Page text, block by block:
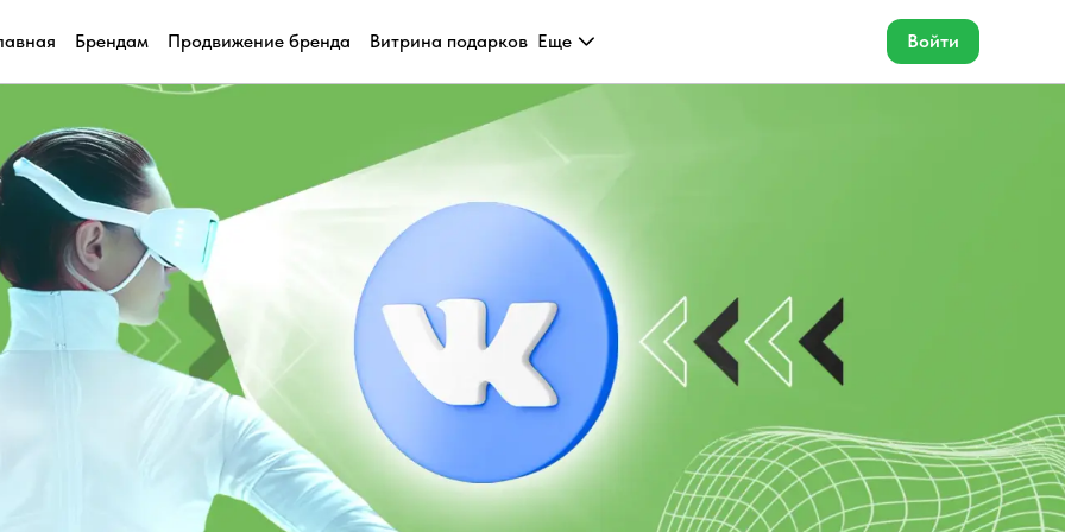
Брендам Продвижение бренда Витрина подарков Еще Войти